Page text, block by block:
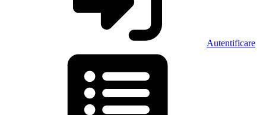
Autentificare